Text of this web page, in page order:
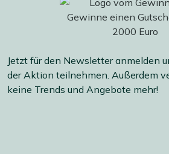
Jetzt für den Newsletter anmelden
der Aktion teilnehmen. Außerdem
keine Trends und Angebote mehr!